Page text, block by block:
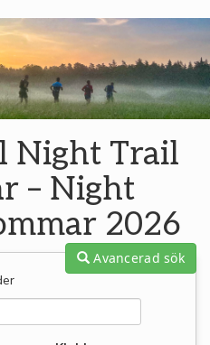
Night Trail
– Night
2026
Avancerad sök